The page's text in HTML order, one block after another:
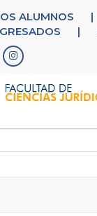
ALUMNOS |
|